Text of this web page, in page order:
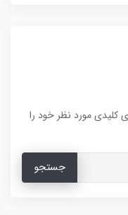
مورد نظر خود را
جستجو